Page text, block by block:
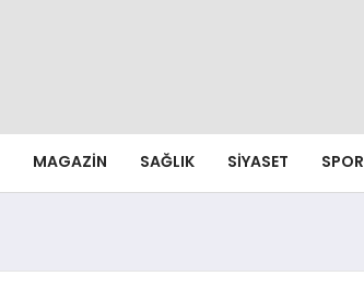
MAGAZIN SAĞLIK SIYASET SPOR